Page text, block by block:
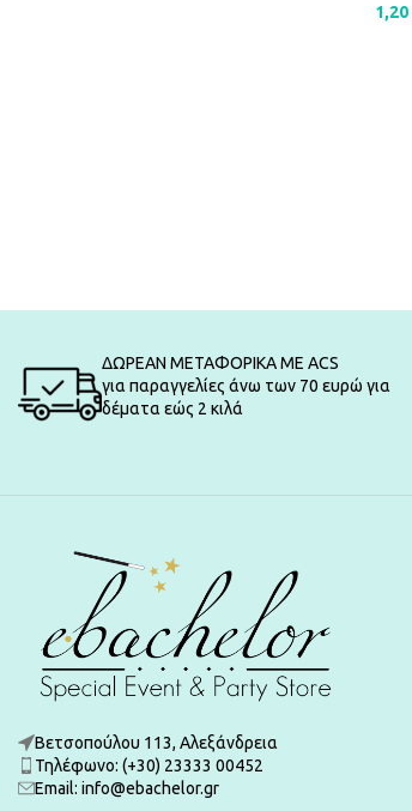
1,20
ΔΩΡΕΑΝ ΜΕΤΑΦΟΡΙΚΑ ΜΕ ACS
για παραγγελίες άνω των 70 ευρώ για
δέματα εώς 2 κιλά
Βετσοπούλου 113, Αλεξάνδρεια
Τηλέφωνο: (+30) 23333 00452
Εmail: info@ebachelor.gr